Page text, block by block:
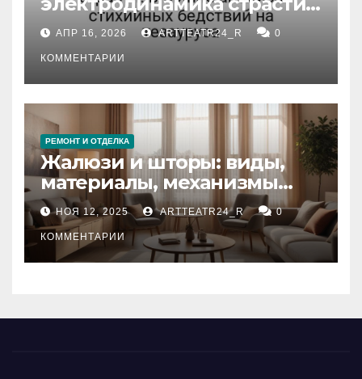
влияние анализа
стихийных бедствий на
тезауруса
АПР 16, 2026 ARTTEATR24_R 0
КОММЕНТАРИИ
РЕМОНТ И ОТДЕЛКА
Жалюзи и шторы: виды,
материалы, механизмы
управления и уход
НОЯ 12, 2025 ARTTEATR24_R 0
КОММЕНТАРИИ